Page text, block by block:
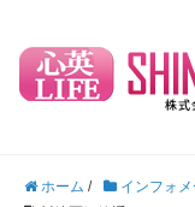
ホーム / インフォ